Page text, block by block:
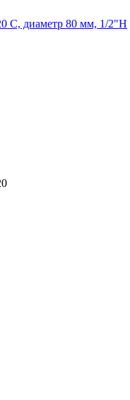
C, диаметр 80 мм, 1/2"Н